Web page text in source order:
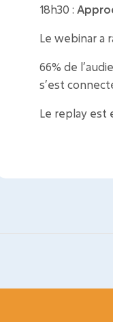
18h30 :
Le webinar a
66% de
s’est
Le replay est